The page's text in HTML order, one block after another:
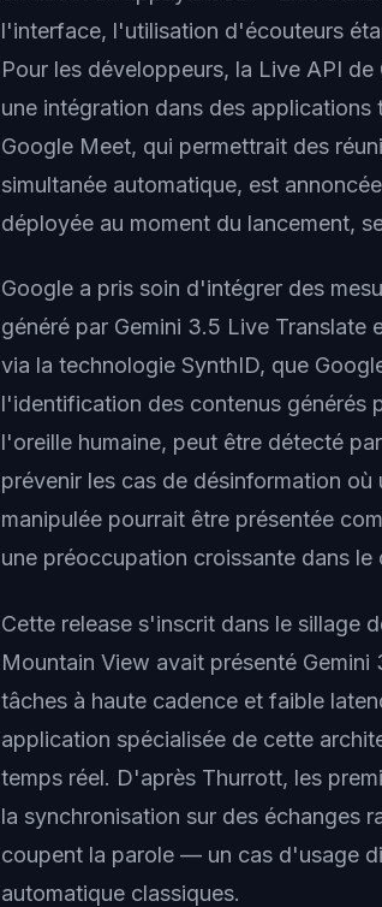
l'interface, l'utilisation d'écouteurs
Pour les développeurs, la Live API
une intégration dans des
Google Meet, qui permettrait des
simultanée automatique, est
déployée au moment du lancement,
Google a pris soin d'intégrer des
généré par Gemini 3.5 Live Translate
via la technologie SynthID, que
l'identification des contenus générés
l'oreille humaine, peut être détecté
prévenir les cas de désinformation
manipulée pourrait être présentée
une préoccupation croissante dans
Cette release s'inscrit dans le sillage
Mountain View avait présenté
tâches à haute cadence et faible
application spécialisée de cette
temps réel. D'après Thurrott, les
la synchronisation sur des échanges
coupent la parole — un cas d'usage
automatique classiques.